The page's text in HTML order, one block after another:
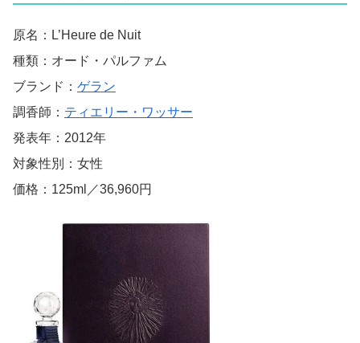
原名：L’Heure de Nuit
種類：オード・パルファム
ブランド： ゲラン
調香師： ティエリー・ワッサー
発表年：2012年
対象性別：女性
価格：125ml／36,960円